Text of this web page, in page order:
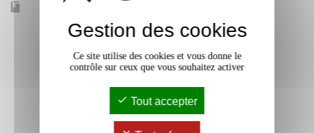
Gestion des cookies
Ce site utilise des cookies et vous donne le
contrôle sur ceux que vous souhaitez activer
Tout accepter